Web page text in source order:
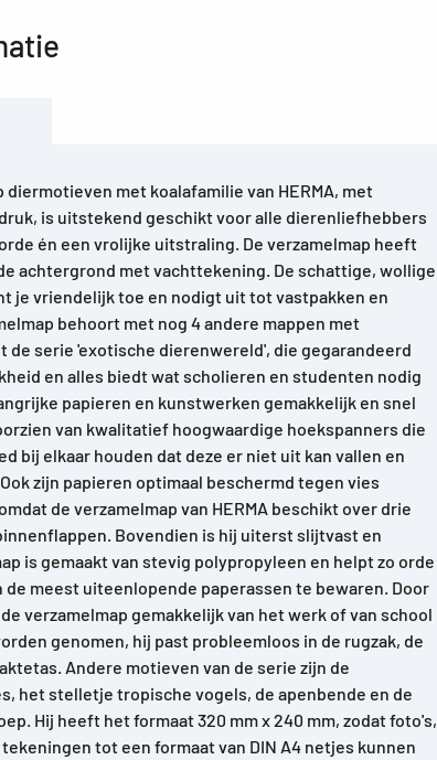
diermotieven met koalafamilie van HERMA, met
is uitstekend geschikt voor alle dierenliefhebbers
én een vrolijke uitstraling. De verzamelmap heeft
achtergrond met vachttekening. De schattige, wollige
je vriendelijk toe en nodigt uit tot vastpakken en
behoort met nog 4 andere mappen met
de serie 'exotische dierenwereld', die gegarandeerd
en alles biedt wat scholieren en studenten nodig
papieren en kunstwerken gemakkelijk en snel
van kwalitatief hoogwaardige hoekspanners die
bij elkaar houden dat deze er niet uit kan vallen en
zijn papieren optimaal beschermd tegen vies
de verzamelmap van HERMA beschikt over drie
Bovendien is hij uiterst slijtvast en
is gemaakt van stevig polypropyleen en helpt zo orde
de meest uiteenlopende paperassen te bewaren. Door
verzamelmap gemakkelijk van het werk of van school
genomen, hij past probleemloos in de rugzak, de
Andere motieven van de serie zijn de
het stelletje tropische vogels, de apenbende en de
Hij heeft het formaat 320 mm x 240 mm, zodat foto's,
tot een formaat van DIN A4 netjes kunnen